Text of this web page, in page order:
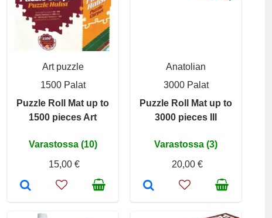
Art puzzle
1500 Palat
Puzzle Roll Mat up to
1500 pieces Art
Varastossa (10)
15,00 €
Anatolian
3000 Palat
Puzzle Roll Mat up to
3000 pieces III
Varastossa (3)
20,00 €